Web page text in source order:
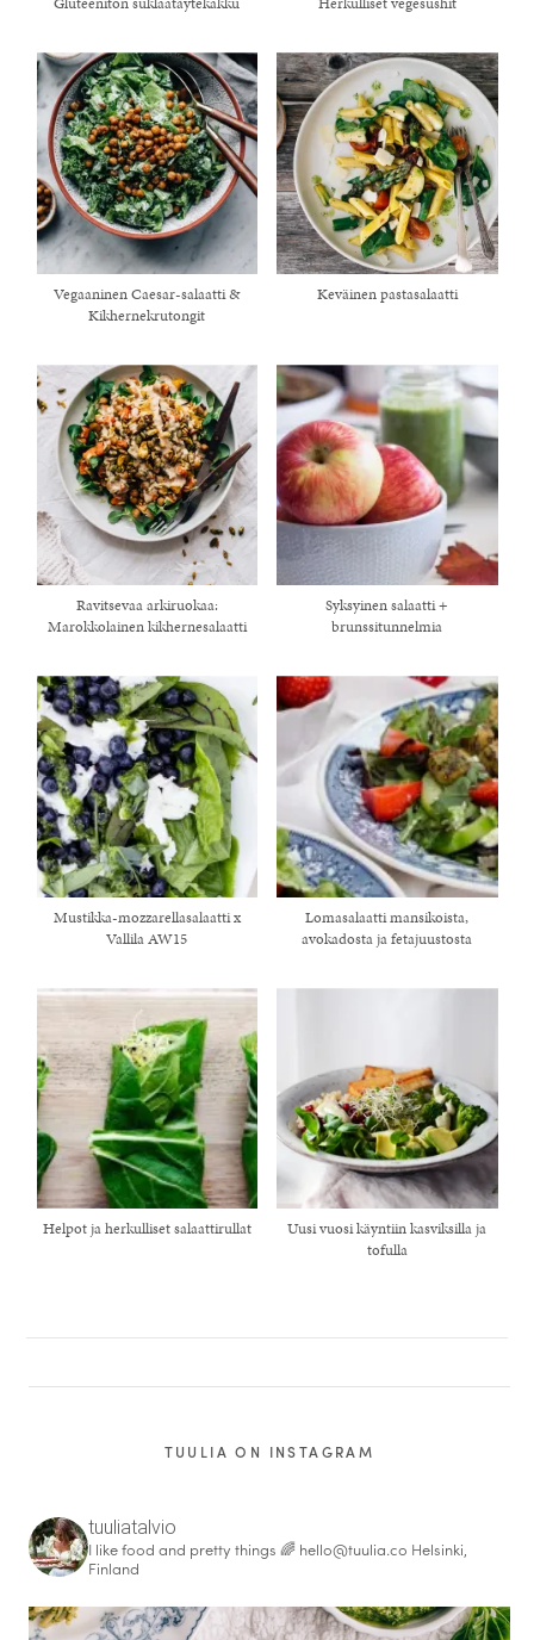
healthy living + good
Vegaaninen Caesar-salaatti &
Kikhernekrutongit
Keväinen pastasalaatti
Ravitsevaa arkiruokaa:
Marokkolainen kikhernesalaatti
Syksyinen salaatti +
brunssitunnelmia
Mustikka-mozzarellasalaatti x
Vallila AW15
Lomasalaatti mansikoista,
avokadosta ja fetajuustosta
Helpot ja herkulliset salaattirullat
Uusi vuosi käyntiin kasviksilla ja
tofulla
TUULIA ON INSTAGRAM
tuuliatalvio
I like food and pretty things 🌈 hello@tuulia.co Helsinki,
Finland